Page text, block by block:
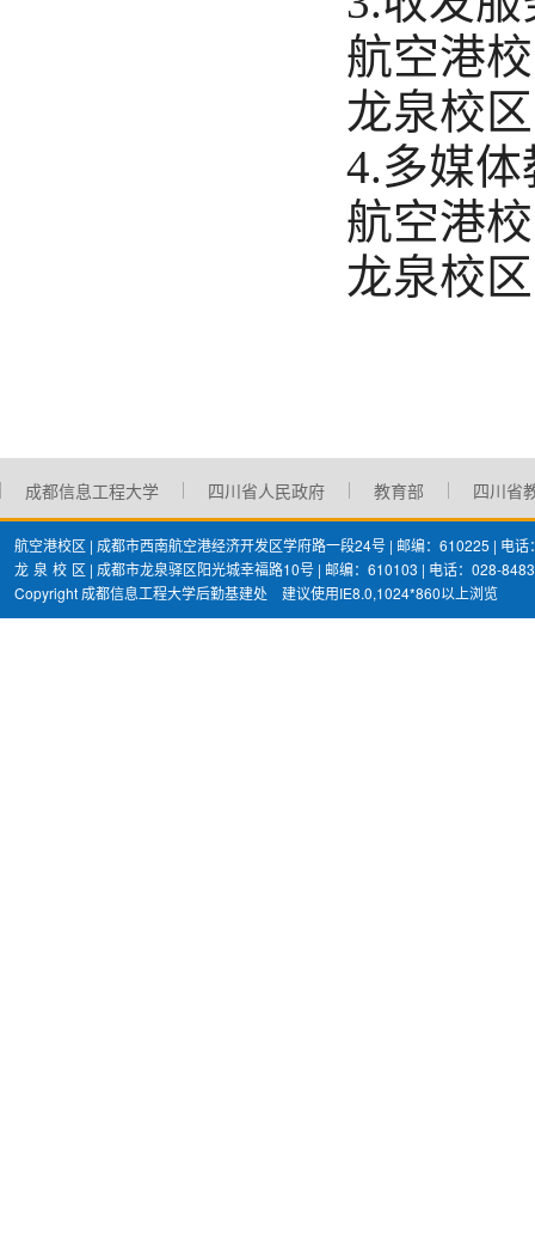
航空港
龙泉校
4.多媒
航空港
龙泉校
成都信息工程大学 四川省人民政府 教育部 四川省
航空港校区 | 成都市西南航空港经济开发区学府路一段24号 | 邮编：610225 | 电
龙 泉 校 区 | 成都市龙泉驿区阳光城幸福路10号 | 邮编：610103 | 电话：028-
Copyright 成都信息工程大学后勤基建处 建议使用IE8.0,1024*860以上浏览